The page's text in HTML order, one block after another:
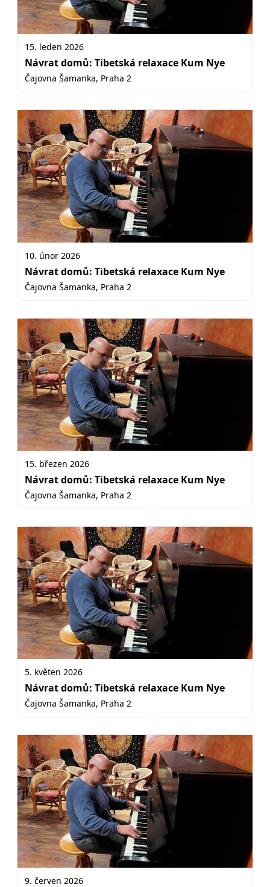
15. leden 2026
Návrat domů: Tibetská relaxace Kum Nye
Čajovna Šamanka, Praha 2
10. únor 2026
Návrat domů: Tibetská relaxace Kum Nye
Čajovna Šamanka, Praha 2
15. březen 2026
Návrat domů: Tibetská relaxace Kum Nye
Čajovna Šamanka, Praha 2
5. květen 2026
Návrat domů: Tibetská relaxace Kum Nye
Čajovna Šamanka, Praha 2
9. červen 2026